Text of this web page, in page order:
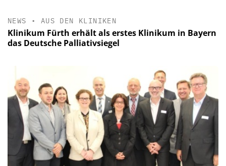
NEWS • AUS DEN KLINIKEN
Klinikum Fürth erhält als erstes Klinikum in Bayern
das Deutsche Palliativsiegel